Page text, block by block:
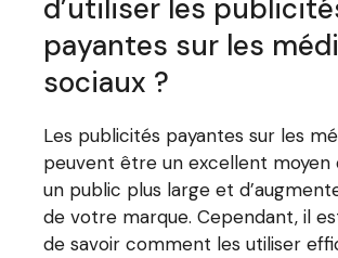
d’utiliser les
payantes sur les
sociaux ?
Les publicités payantes sur les
peuvent être un excellent moyen
un public plus large et
de votre marque. Cependant, il
de savoir comment les utiliser